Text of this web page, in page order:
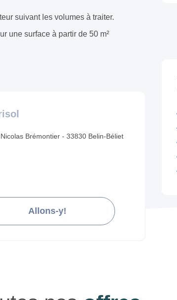
suivant les volumes à traiter.
une surface à partir de 50 m²
Brémontier - 33830 Belin-Béliet
Allons-y!